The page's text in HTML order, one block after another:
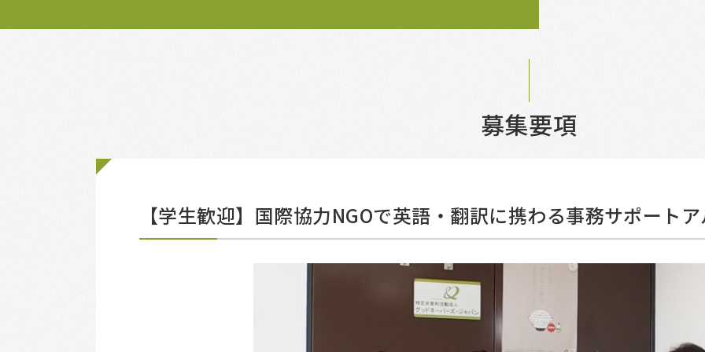
募集要項
【学生歓迎】国際協力NGOで英語・翻訳に携わる事務サポート